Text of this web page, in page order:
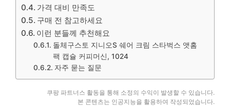
가격 대비 만족도
구매 전 참고하세요
이런 분들께 추천해요
돌체구스토 지니오S 쉐어 크림 스타벅스 앳홈
팩 캡슐 커피머신, 1024
자주 묻는 질문
쿠팡 파트너스 활동을 통해 소정의 수익이 발생할 수 있습니다.
본 콘텐츠는 인공지능을 활용하여 작성되었습니다.